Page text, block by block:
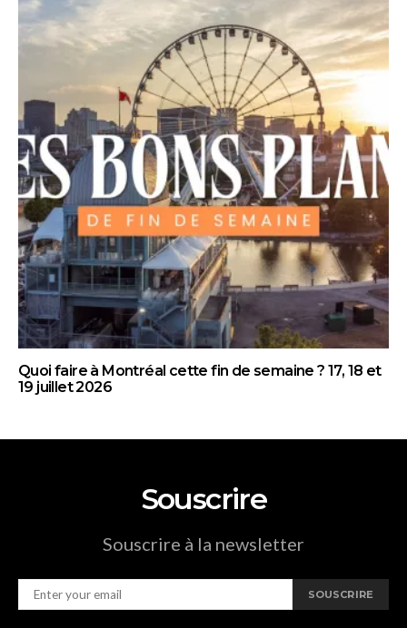
Quoi faire à Montréal cette fin de semaine ? 17, 18 et
19 juillet 2026
Souscrire
Souscrire à la newsletter
SOUSCRIRE